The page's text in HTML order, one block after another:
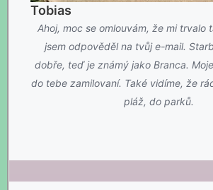
Tobias
Ahoj, moc se omlouvám, že mi trvalo
jsem odpověděl na tvůj e-mail.
dobře, teď je známý jako Branca.
do tebe zamilovaní. Také vidíme, že
pláž, do parků.